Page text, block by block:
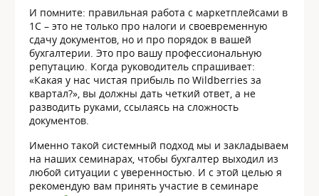
И помните: правильная работа с маркетплейсами в
1С – это не только про налоги и своевременную
сдачу документов, но и про порядок в вашей
бухгалтерии. Это про вашу профессиональную
репутацию. Когда руководитель спрашивает:
«Какая у нас чистая прибыль по Wildberries за
квартал?», вы должны дать четкий ответ, а не
разводить руками, ссылаясь на сложность
документов.
Именно такой системный подход мы и закладываем
на наших семинарах, чтобы бухгалтер выходил из
любой ситуации с уверенностью. И с этой целью я
рекомендую вам принять участие в семинаре